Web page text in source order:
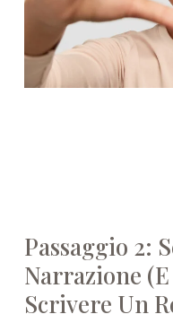
Passaggio 2:
Narrazione
Scrivere Un